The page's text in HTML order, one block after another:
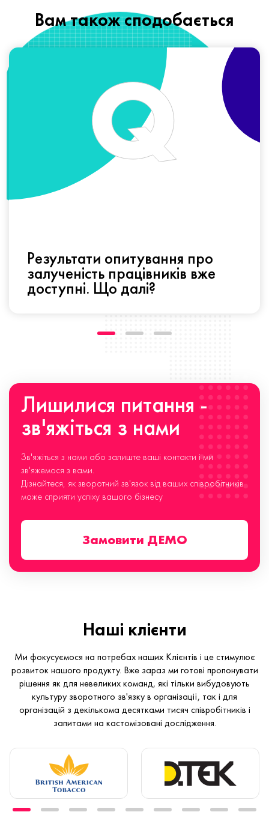
Вам також сподобається
Результати опитування про
залученість працівників вже
доступні. Що далі?
Лишилися питання -
зв'яжіться з нами
Зв'яжіться з нами або залиште ваші контакти і ми
зв'яжемося з вами.
Дізнайтеся, як зворотний зв'язок від ваших співробітників
може сприяти успіху вашого бізнесу
Замовити ДЕМО
Наші клієнти
Ми фокусуємося на потребах наших Клієнтів і це стимулює
розвиток нашого продукту. Вже зараз ми готові пропонувати
рішення як для невеликих команд, які тільки вибудовують
культуру зворотного зв'язку в організації, так і для
організацій з декількома десятками тисяч співробітників і
запитами на кастомізовані дослідження.